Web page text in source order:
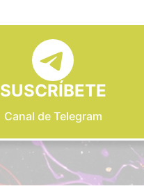
SUSCRÍBETE
Canal de Telegram